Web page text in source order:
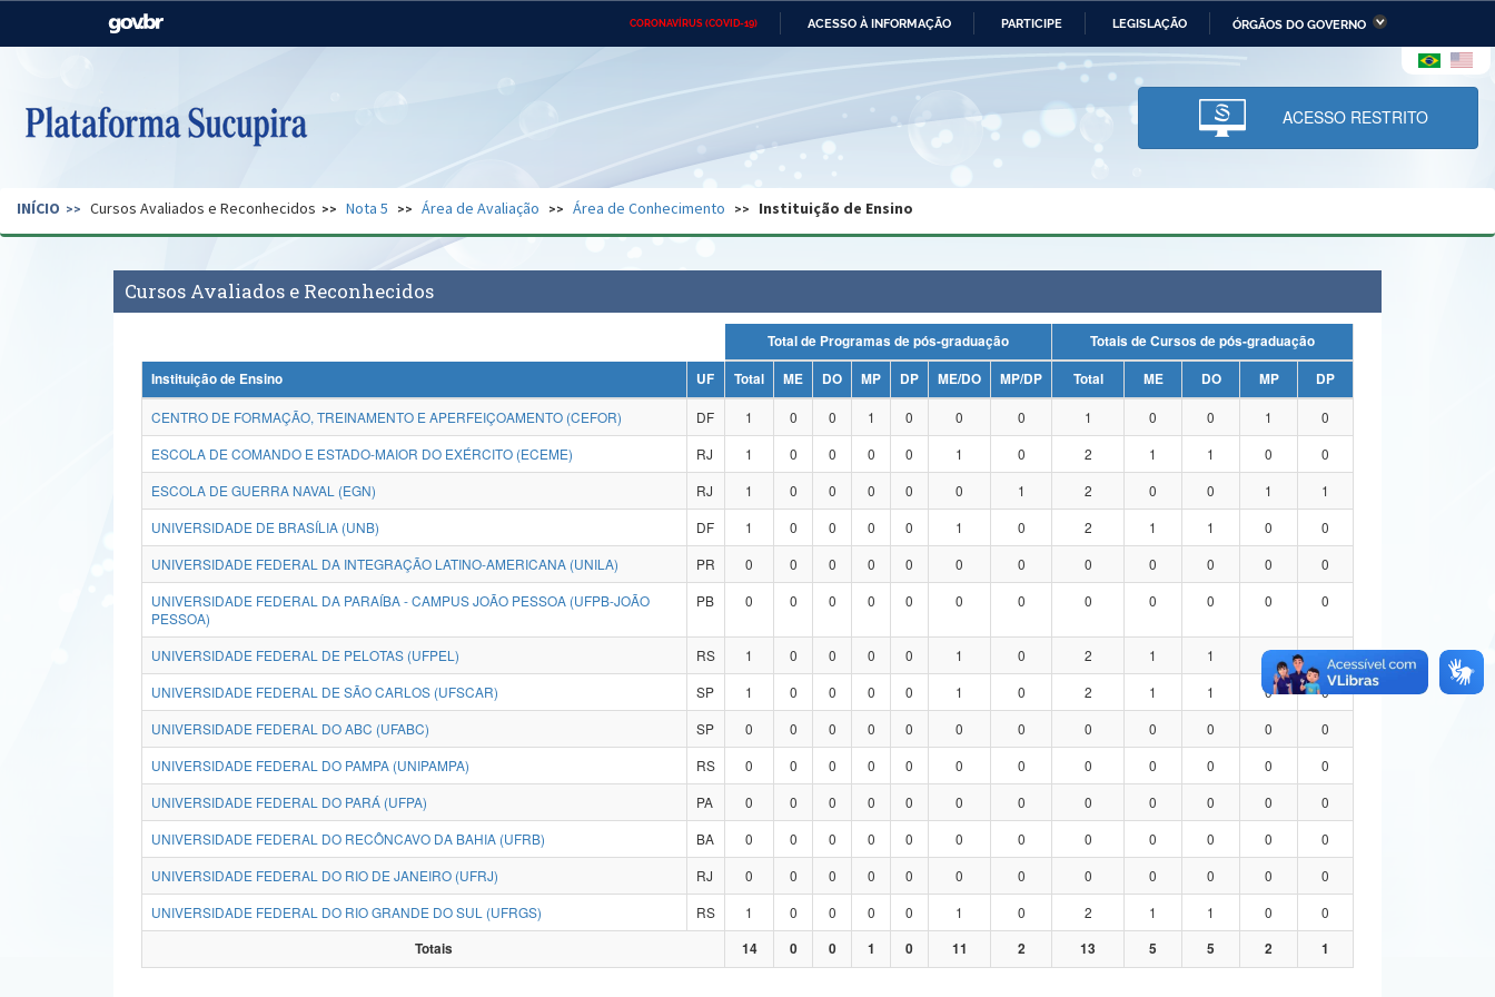
CORONAVÍRUS (COVID-19) ACESSO À INFORMAÇÃO PARTICIPE LEGISLAÇÃO ÓRGÃOS DO GOVERNO
Casa Civil Ministério das Relações Ministério da Economia Ministério da Infraestrutura
Pecuária e Abastecimento
Ministério da Ciência,
Tecnologia, Inovações e
Comunicações
Ministério do Desenvolvimento
Regional e dos Direitos Humanos
Secretaria de Governo Gabinete de Segurança Advocacia-Geral da União Banco Central do Brasil Planalto
ACESSO RESTRITO
INÍCIO Cursos Avaliados e Reconhecidos Nota 5 Área de Avaliação Área de Conhecimento Instituição de Ensino
Cursos Avaliados e Reconhecidos
Total de Programas de pós-graduação
Totais de Cursos de pós-graduação
Instituição de Ensino
UF Total ME DO MP DP ME/DO MP/DP Total ME DO MP
DP
CENTRO DE FORMAÇÃO, TREINAMENTO E APERFEIÇOAMENTO (CEFOR)
DF 1 0 0 1 0 0 0 1 0 0 1
0
ESCOLA DE COMANDO E ESTADO-MAIOR DO EXÉRCITO (ECEME)
RJ 1 0 0 0 0 1 0 2 1 1 0
0
ESCOLA DE GUERRA NAVAL (EGN)
RJ 1 0 0 0 0 0 1 2 0 0 1
1
UNIVERSIDADE DE BRASÍLIA (UNB)
DF 1 0 0 0 0 1 0 2 1 1 0
0
UNIVERSIDADE FEDERAL DA INTEGRAÇÃO LATINO-AMERICANA (UNILA)
PR 0 0 0 0 0 0 0 0 0 0 0
0
UNIVERSIDADE FEDERAL DA PARAÍBA - CAMPUS JOÃO PESSOA (UFPB-JOÃO
PESSOA)
PB 0 0 0 0 0 0 0 0 0 0 0 0
UNIVERSIDADE FEDERAL DE PELOTAS (UFPEL) RS 1 0 0 0 0 1 0 2 1 1 0
0
UNIVERSIDADE FEDERAL DE SÃO CARLOS (UFSCAR)
SP 1 0 0 0 0 1 0 2 1 1 0
0
UNIVERSIDADE FEDERAL DO ABC (UFABC)
SP 0 0 0 0 0 0 0 0 0 0 0
0
UNIVERSIDADE FEDERAL DO PAMPA (UNIPAMPA)
RS 0 0 0 0 0 0 0 0 0 0 0
0
UNIVERSIDADE FEDERAL DO PARÁ (UFPA)
PA 0 0 0 0 0 0 0 0 0 0 0
0
UNIVERSIDADE FEDERAL DO RECÔNCAVO DA BAHIA (UFRB)
BA 0 0 0 0 0 0 0 0 0 0 0
0
UNIVERSIDADE FEDERAL DO RIO DE JANEIRO (UFRJ)
RJ 0 0 0 0 0 0 0 0 0 0 0
0
UNIVERSIDADE FEDERAL DO RIO GRANDE DO SUL (UFRGS)
RS 1 0 0 0 0 1 0 2 1 1 0
0
Totais
14 0 0 1 0 11 2 13 5 5 2 1